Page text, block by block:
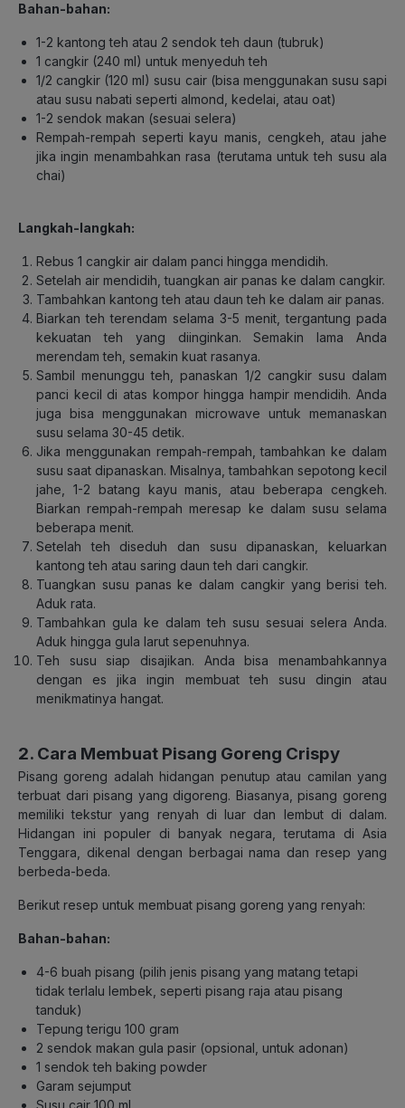
Bahan-bahan:
1-2 kantong teh atau 2 sendok teh daun (tubruk)
1 cangkir (240 ml) untuk menyeduh teh
1/2 cangkir (120 ml) susu cair (bisa menggunakan susu sapi
atau susu nabati seperti almond, kedelai, atau oat)
1-2 sendok makan (sesuai selera)
Rempah-rempah seperti kayu manis, cengkeh, atau jahe
jika ingin menambahkan rasa (terutama untuk teh susu ala
chai)
Langkah-langkah:
Rebus 1 cangkir air dalam panci hingga mendidih.
Setelah air mendidih, tuangkan air panas ke dalam cangkir.
Tambahkan kantong teh atau daun teh ke dalam air panas.
Biarkan teh terendam selama 3-5 menit, tergantung pada
kekuatan teh yang diinginkan. Semakin lama Anda
merendam teh, semakin kuat rasanya.
Sambil menunggu teh, panaskan 1/2 cangkir susu dalam
panci kecil di atas kompor hingga hampir mendidih. Anda
juga bisa menggunakan microwave untuk memanaskan
susu selama 30-45 detik.
Jika menggunakan rempah-rempah, tambahkan ke dalam
susu saat dipanaskan. Misalnya, tambahkan sepotong kecil
jahe, 1-2 batang kayu manis, atau beberapa cengkeh.
Biarkan rempah-rempah meresap ke dalam susu selama
beberapa menit.
Setelah teh diseduh dan susu dipanaskan, keluarkan
kantong teh atau saring daun teh dari cangkir.
Tuangkan susu panas ke dalam cangkir yang berisi teh.
Aduk rata.
Tambahkan gula ke dalam teh susu sesuai selera Anda.
Aduk hingga gula larut sepenuhnya.
Teh susu siap disajikan. Anda bisa menambahkannya
dengan es jika ingin membuat teh susu dingin atau
menikmatinya hangat.
2. Cara Membuat Pisang Goreng Crispy
Pisang goreng adalah hidangan penutup atau camilan yang
terbuat dari pisang yang digoreng. Biasanya, pisang goreng
memiliki tekstur yang renyah di luar dan lembut di dalam.
Hidangan ini populer di banyak negara, terutama di Asia
Tenggara, dikenal dengan berbagai nama dan resep yang
berbeda-beda.
Berikut resep untuk membuat pisang goreng yang renyah:
Bahan-bahan:
4-6 buah pisang (pilih jenis pisang yang matang tetapi
tidak terlalu lembek, seperti pisang raja atau pisang
tanduk)
Tepung terigu 100 gram
2 sendok makan gula pasir (opsional, untuk adonan)
1 sendok teh baking powder
Garam sejumput